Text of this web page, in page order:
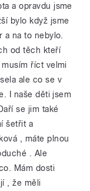
a opravdu jsme
bylo když jsme
na to nebylo.
od těch kteří
říct velmi
ale co se v
I naše děti jsem
se jim také
šetřit a
, máte plnou
. Ale
Mám dosti
, že měli